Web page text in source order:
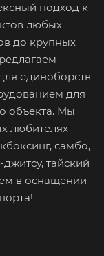
подход к
любых
до крупных
единоборств
для
объекта. Мы
любителях
самбо,
тайский
в оснащении